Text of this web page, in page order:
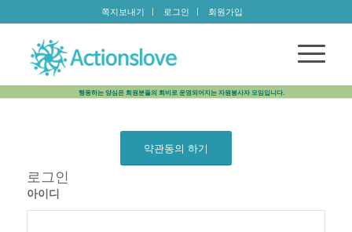
쪽지보내기 로그인 회원가입
행동하는 양심은 회원분들의 회비로 운영되어지는 자원봉사자 모임입니다.
약관동의 하기
로그인
아이디